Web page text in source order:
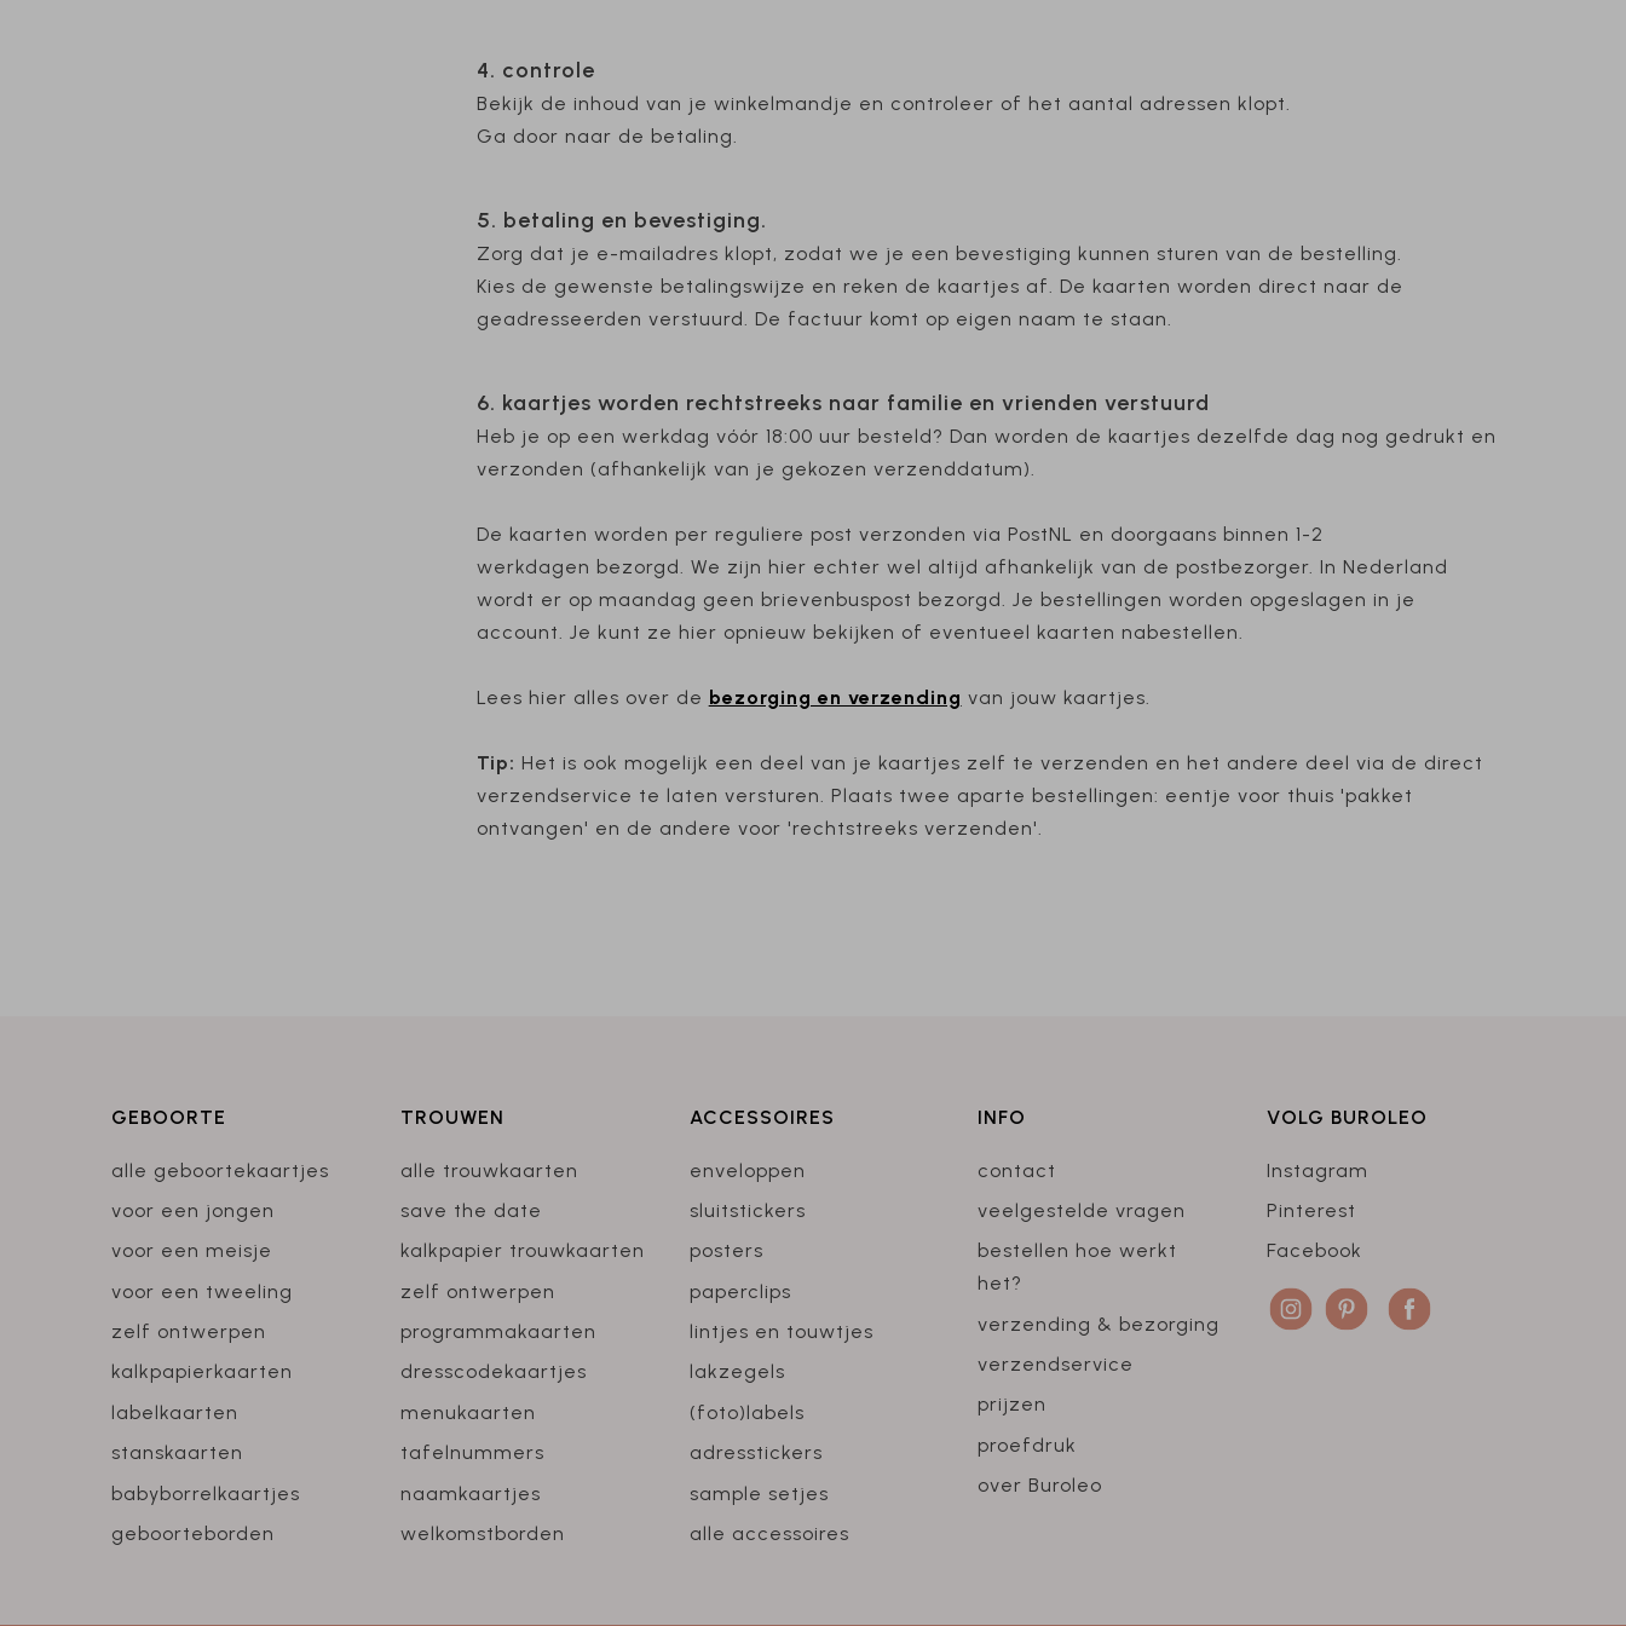
4. controle
Bekijk de inhoud van je winkelmandje en controleer of het aantal adressen klopt.
Ga door naar de betaling.
5. betaling en bevestiging.
Zorg dat je e-mailadres klopt, zodat we je een bevestiging kunnen sturen van de bestelling.
Kies de gewenste betalingswijze en reken de kaartjes af. De kaarten worden direct naar de
geadresseerden verstuurd. De factuur komt op eigen naam te staan.
6. kaartjes worden rechtstreeks naar familie en vrienden verstuurd
Heb je op een werkdag vóór 18:00 uur besteld? Dan worden de kaartjes dezelfde dag nog gedrukt en
verzonden (afhankelijk van je gekozen verzenddatum).
De kaarten worden per reguliere post verzonden via PostNL en doorgaans binnen 1-2
werkdagen bezorgd. We zijn hier echter wel altijd afhankelijk van de postbezorger. In Nederland
wordt er op maandag geen brievenbuspost bezorgd. Je bestellingen worden opgeslagen in je
account. Je kunt ze hier opnieuw bekijken of eventueel kaarten nabestellen.
Lees hier alles over de bezorging en verzending van jouw kaartjes.
Tip: Het is ook mogelijk een deel van je kaartjes zelf te verzenden en het andere deel via de direct
verzendservice te laten versturen. Plaats twee aparte bestellingen: eentje voor thuis 'pakket
ontvangen' en de andere voor 'rechtstreeks verzenden'.
GEBOORTE
alle geboortekaartjes
voor een jongen
voor een meisje
voor een tweeling
zelf ontwerpen
kalkpapierkaarten
labelkaarten
stanskaarten
babyborrelkaartjes
geboorteborden
TROUWEN
alle trouwkaarten
save the date
kalkpapier trouwkaarten
zelf ontwerpen
programmakaarten
dresscodekaartjes
menukaarten
tafelnummers
naamkaartjes
welkomstborden
ACCESSOIRES
enveloppen
sluitstickers
posters
paperclips
lintjes en touwtjes
lakzegels
(foto)labels
adresstickers
sample setjes
alle accessoires
INFO
contact
veelgestelde vragen
bestellen hoe werkt
het?
verzending & bezorging
verzendservice
prijzen
proefdruk
over Buroleo
VOLG BUROLEO
Instagram
Pinterest
Facebook